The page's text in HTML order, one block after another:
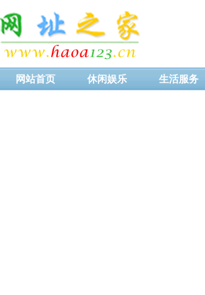
网站首页 休闲娱乐 生活服务